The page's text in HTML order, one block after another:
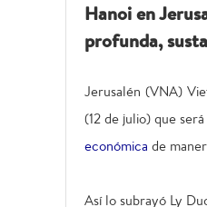
Hanoi en
profunda,
Jerusalén (VNA)
(12 de julio) que
económica de
Así lo subrayó Ly